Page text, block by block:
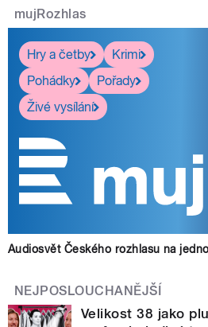
pause
mujRozhlas
Hry a četby
Krimi
Pohádky
Pořady
Živé vysílání
Audiosvět Českého rozhlasu na
NEJPOSLOUCHANĚJŠÍ
Velikost 38 jako